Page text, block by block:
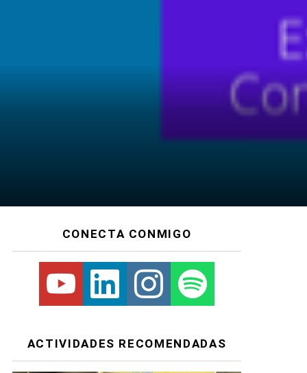
CONECTA CONMIGO
Youtube Linkedin Instagram Spotify
ACTIVIDADES RECOMENDADAS